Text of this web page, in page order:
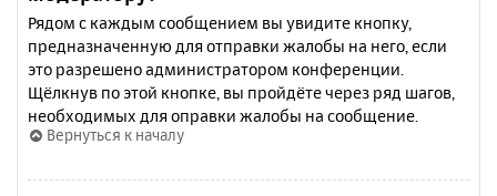
Рядом с каждым сообщением вы увидите кнопку,
предназначенную для отправки жалобы на него, если
это разрешено администратором конференции.
Щёлкнув по этой кнопке, вы пройдёте через ряд шагов,
необходимых для оправки жалобы на сообщение.
Вернуться к началу